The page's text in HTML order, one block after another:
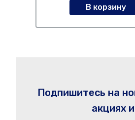
В корзину
Подпишитесь на
акциях